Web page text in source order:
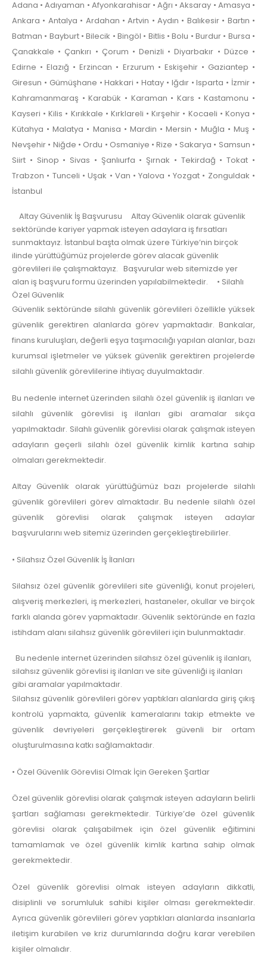
Adana • Adıyaman • Afyonkarahisar • Ağrı • Aksaray • Amasya •
Ankara • Antalya • Ardahan • Artvin • Aydın • Balıkesir • Bartın •
Batman • Bayburt • Bilecik • Bingöl • Bitlis • Bolu • Burdur • Bursa •
Çanakkale • Çankırı • Çorum • Denizli • Diyarbakır • Düzce •
Edirne • Elazığ • Erzincan • Erzurum • Eskişehir • Gaziantep •
Giresun • Gümüşhane • Hakkari • Hatay • Iğdır • Isparta • İzmir •
Kahramanmaraş • Karabük • Karaman • Kars • Kastamonu •
Kayseri • Kilis • Kırıkkale • Kırklareli • Kırşehir • Kocaeli • Konya •
Kütahya • Malatya • Manisa • Mardin • Mersin • Muğla • Muş •
Nevşehir • Niğde • Ordu • Osmaniye • Rize • Sakarya • Samsun •
Siirt • Sinop • Sivas • Şanlıurfa • Şırnak • Tekirdağ • Tokat •
Trabzon • Tunceli • Uşak • Van • Yalova • Yozgat • Zonguldak •
İstanbul
Altay Güvenlik İş Başvurusu Altay Güvenlik olarak güvenlik
sektöründe kariyer yapmak isteyen adaylara iş fırsatları
sunmaktayız. İstanbul başta olmak üzere Türkiye’nin birçok
ilinde yürüttüğümüz projelerde görev alacak güvenlik
görevlileri ile çalışmaktayız. Başvurular web sitemizde yer
alan iş başvuru formu üzerinden yapılabilmektedir. • Silahlı
Özel Güvenlik
Güvenlik sektöründe silahlı güvenlik görevlileri özellikle yüksek
güvenlik gerektiren alanlarda görev yapmaktadır. Bankalar,
finans kuruluşları, değerli eşya taşımacılığı yapılan alanlar, bazı
kurumsal işletmeler ve yüksek güvenlik gerektiren projelerde
silahlı güvenlik görevlilerine ihtiyaç duyulmaktadır.
Bu nedenle internet üzerinden silahlı özel güvenlik iş ilanları ve
silahlı güvenlik görevlisi iş ilanları gibi aramalar sıkça
yapılmaktadır. Silahlı güvenlik görevlisi olarak çalışmak isteyen
adayların geçerli silahlı özel güvenlik kimlik kartına sahip
olmaları gerekmektedir.
Altay Güvenlik olarak yürüttüğümüz bazı projelerde silahlı
güvenlik görevlileri görev almaktadır. Bu nedenle silahlı özel
güvenlik görevlisi olarak çalışmak isteyen adaylar
başvurularını web sitemiz üzerinden gerçekleştirebilirler.
• Silahsız Özel Güvenlik İş İlanları
Silahsız özel güvenlik görevlileri site güvenliği, konut projeleri,
alışveriş merkezleri, iş merkezleri, hastaneler, okullar ve birçok
farklı alanda görev yapmaktadır. Güvenlik sektöründe en fazla
istihdam alanı silahsız güvenlik görevlileri için bulunmaktadır.
Bu nedenle internet üzerinden silahsız özel güvenlik iş ilanları,
silahsız güvenlik görevlisi iş ilanları ve site güvenliği iş ilanları
gibi aramalar yapılmaktadır.
Silahsız güvenlik görevlileri görev yaptıkları alanlarda giriş çıkış
kontrolü yapmakta, güvenlik kameralarını takip etmekte ve
güvenlik devriyeleri gerçekleştirerek güvenli bir ortam
oluşturulmasına katkı sağlamaktadır.
• Özel Güvenlik Görevlisi Olmak İçin Gereken Şartlar
Özel güvenlik görevlisi olarak çalışmak isteyen adayların belirli
şartları sağlaması gerekmektedir. Türkiye’de özel güvenlik
görevlisi olarak çalışabilmek için özel güvenlik eğitimini
tamamlamak ve özel güvenlik kimlik kartına sahip olmak
gerekmektedir.
Özel güvenlik görevlisi olmak isteyen adayların dikkatli,
disiplinli ve sorumluluk sahibi kişiler olması gerekmektedir.
Ayrıca güvenlik görevlileri görev yaptıkları alanlarda insanlarla
iletişim kurabilen ve kriz durumlarında doğru karar verebilen
kişiler olmalıdır.